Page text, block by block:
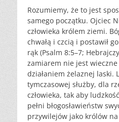
Rozumiemy, że to jest
samego początku. Ojciec
człowieka królem ziemi.
chwałą i czcią i postawił
rąk (Psalm 8:5–7;
zamiarem nie jest
działaniem żelaznej laski.
tymczasowej służby, dla
człowieka, tak aby
pełni błogosławieństw
przywilejów jako królów